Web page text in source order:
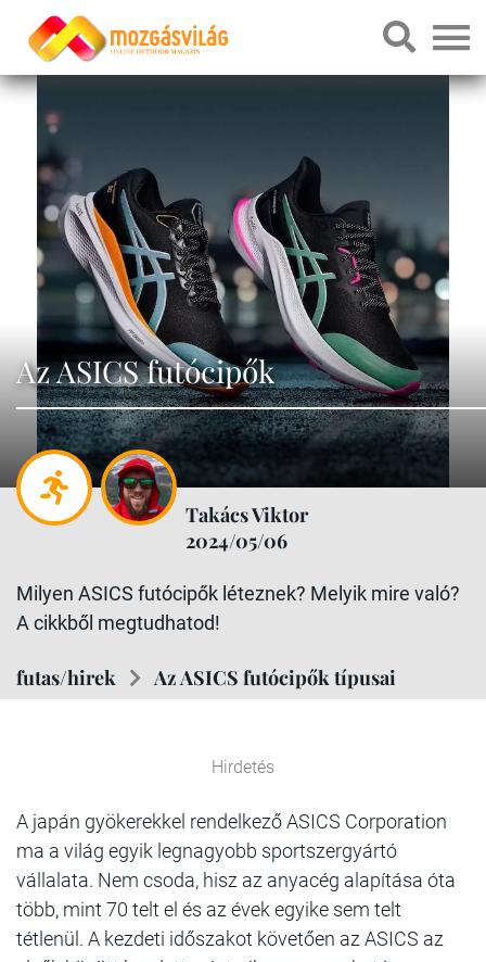
Az ASICS futócipők
Takács Viktor
2024/05/06
Milyen ASICS futócipők léteznek? Melyik mire való?
A cikkből megtudhatod!
futas/hirek Az ASICS futócipők típusai
Hirdetés
A japán gyökerekkel rendelkező ASICS Corporation
ma a világ egyik legnagyobb sportszergyártó
vállalata. Nem csoda, hisz az anyacég alapítása óta
több, mint 70 telt el és az évek egyike sem telt
tétlenül. A kezdeti időszakot követően az ASICS az